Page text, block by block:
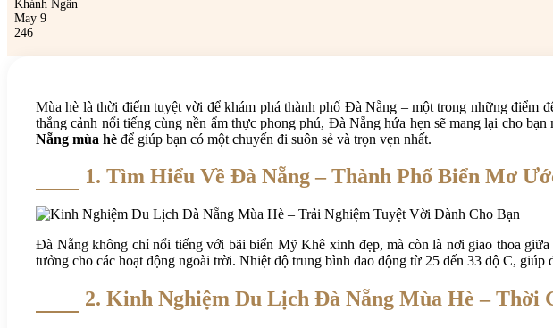
Khánh Ngân
May 9
246
Mùa hè là thời điểm tuyệt vời để khám phá thành phố Đà Nẵng – một trong những điểm
thắng cảnh nổi tiếng cùng nền ẩm thực phong phú, Đà Nẵng hứa hẹn sẽ mang lại cho
Nẵng mùa hè để giúp bạn có một chuyến đi suôn sẻ và trọn vẹn nhất.
1. Tìm Hiểu Về Đà Nẵng – Thành Phố Biển Mơ
Đà Nẵng không chỉ nổi tiếng với bãi biển Mỹ Khê xinh đẹp, mà còn là nơi giao thoa
tưởng cho các hoạt động ngoài trời. Nhiệt độ trung bình dao động từ 25 đến 33 độ C,
2. Kinh Nghiệm Du Lịch Đà Nẵng Mùa Hè – Thời